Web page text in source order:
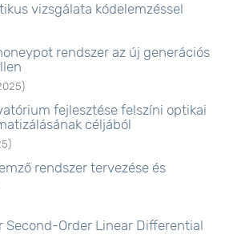
vizsgálata kódelemzéssel
rendszer az új generációs
)
fejlesztése felszíni optikai
céljából
)
rendszer tervezése és
Second-Order Linear Differential